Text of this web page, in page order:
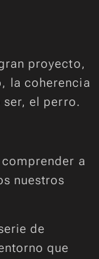
proyecto,
la coherencia
el perro.
a
nuestros
de
que